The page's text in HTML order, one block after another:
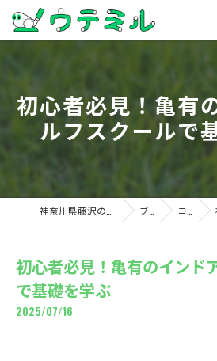
初心者必見！亀有
ルフスクールで
ブログ コラム
初心者必見！亀有のインド
で基礎を学ぶ
2025/07/16